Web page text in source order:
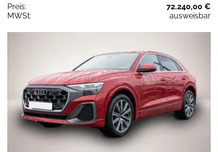
Preis:
72.240,00 €
MWSt:
ausweisbar